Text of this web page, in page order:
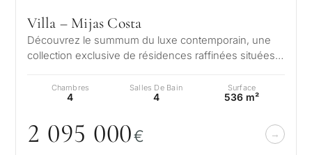
Villa – Mijas Costa
Découvrez le summum du luxe contemporain, une
collection exclusive de résidences raffinées situées
Chambres
4
Salles De Bain
4
Surface
536 m²
2 095 000€